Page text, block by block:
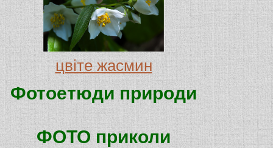
цвіте жасмин
Фотоетюди природи
ФОТО приколи